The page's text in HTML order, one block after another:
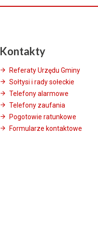
Kontakty
Referaty Urzędu Gminy
Sołtysi i rady sołeckie
Telefony alarmowe
Telefony zaufania
Pogotowie ratunkowe
Formularze kontaktowe